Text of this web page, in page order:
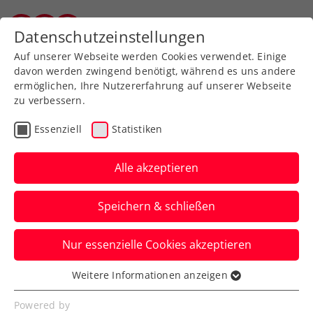
Zurück zur Newsübersicht
Turniere
ATP-Challenger Antalya:
Neumayer revanchiert –
Ofner kämpft sich ins
Finale
Das ÖTV-Ass bezwingt in der Türkei auch
Gianluca Mager, diesmal in zwei knappen
Sätzen.
Datenschutzeinstellungen
Auf unserer Webseite werden Cookies verwendet. Einige
davon werden zwingend benötigt, während es uns andere
ermöglichen, Ihre Nutzererfahrung auf unserer Webseite
zu verbessern.
Essenziell Statistiken
Alle akzeptieren
Speichern & schließen
Nur essenzielle Cookies akzeptieren
Essenziell
Essenzielle Cookies werden für grundlegende
Weitere Informationen anzeigen
Powered by